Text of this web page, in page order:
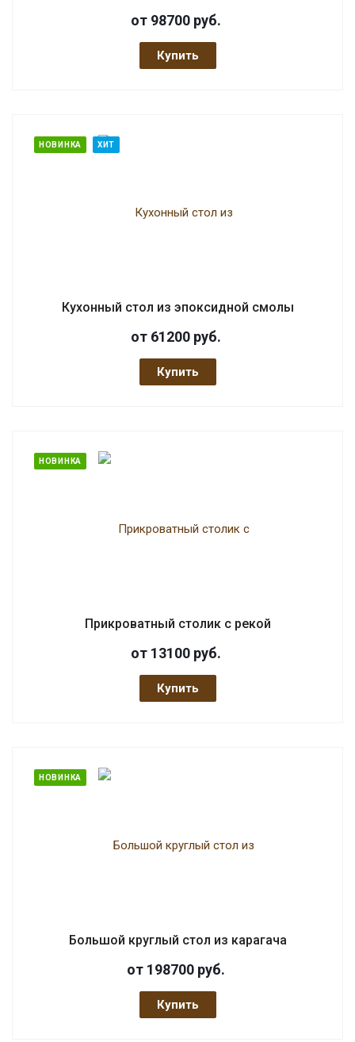
от 98700 руб.
Купить
НОВИНКА ХИТ
Кухонный стол из эпоксидной смолы
от 61200 руб.
Купить
НОВИНКА
Прикроватный столик с рекой
от 13100 руб.
Купить
НОВИНКА
Большой круглый стол из карагача
от 198700 руб.
Купить